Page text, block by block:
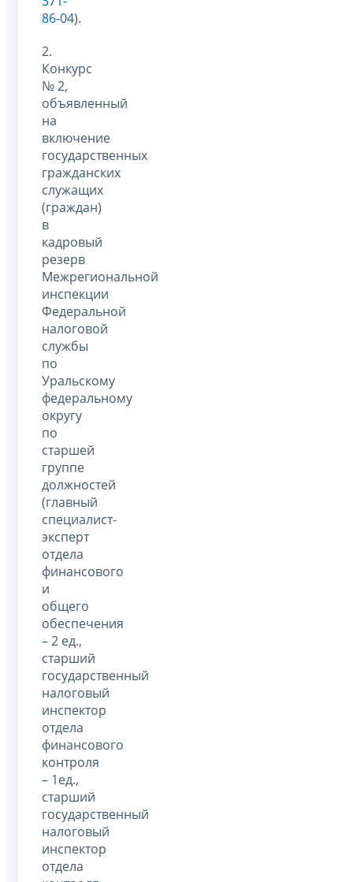
86-04).
2.
Конкурс
№ 2,
объявленный
на
включение
государственных
гражданских
служащих
(граждан)
в
кадровый
резерв
Межрегиональной
инспекции
Федеральной
налоговой
службы
по
Уральскому
федеральному
округу
по
старшей
группе
должностей
(главный
специалист-
эксперт
отдела
финансового
и
общего
обеспечения
– 2 ед.,
старший
государственный
налоговый
инспектор
отдела
финансового
контроля
– 1ед.,
старший
государственный
налоговый
инспектор
отдела